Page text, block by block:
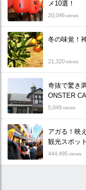
メ10選！
20,046views
冬の味覚！
21,320views
奇抜で驚き
ONSTER
5,049views
アガる！映
観光スポッ
444,495views